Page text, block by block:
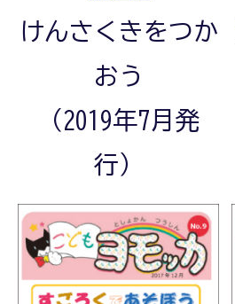
けんさくきをつか
おう
（2019年7月発
行）